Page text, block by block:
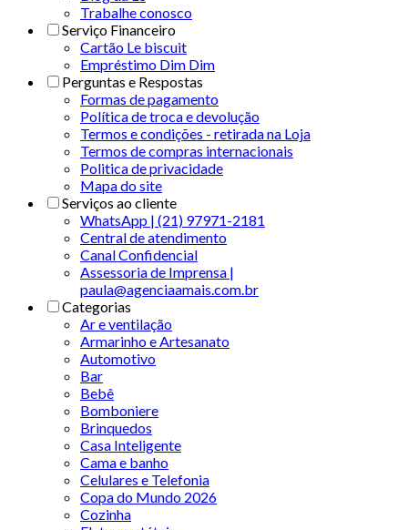
Trabalhe conosco
Serviço Financeiro
Cartão Le biscuit
Empréstimo Dim Dim
Perguntas e Respostas
Formas de pagamento
Política de troca e devolução
Termos e condições - retirada na Loja
Termos de compras internacionais
Politica de privacidade
Mapa do site
Serviços ao cliente
WhatsApp | (21) 97971-2181
Central de atendimento
Canal Confidencial
Assessoria de Imprensa |
paula@agenciaamais.com.br
Categorias
Ar e ventilação
Armarinho e Artesanato
Automotivo
Bar
Bebê
Bomboniere
Brinquedos
Casa Inteligente
Cama e banho
Celulares e Telefonia
Copa do Mundo 2026
Cozinha